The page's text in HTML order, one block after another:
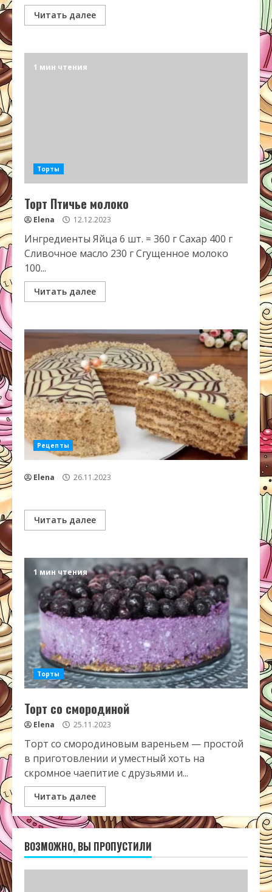
Читать далее
1 мин чтения
Торты
Торт Птичье молоко
Elena 12.12.2023
Ингредиенты Яйца 6 шт. = 360 г Сахар 400 г
Сливочное масло 230 г Сгущенное молоко
100...
Читать далее
Рецепты
Elena 26.11.2023
Читать далее
1 мин чтения
Торты
Торт со смородиной
Elena 25.11.2023
Торт со смородиновым вареньем — простой
в приготовлении и уместный хоть на
скромное чаепитие с друзьями и...
Читать далее
ВОЗМОЖНО, ВЫ ПРОПУСТИЛИ